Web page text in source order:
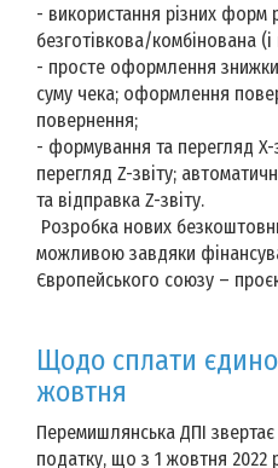
- використання різних форм
безготівкова/комбінована (і
- просте оформлення
суму чека; оформлення
повернення;
- формування та перегляд
перегляд Z-звіту;
та відправка Z-звіту.
Розробка нових
можливою завдяки
Європейського союзу –
Щодо сплати
жовтня
Перемишлянська ДПІ
податку, що з 1 жовтня 2022